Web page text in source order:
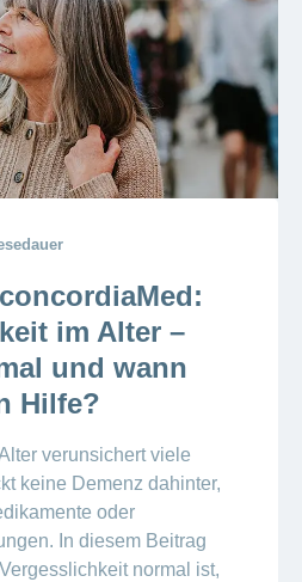
im Alter –
und wann
Hilfe?
verunsichert viele
keine Demenz dahinter,
oder
In diesem Beitrag
normal ist,